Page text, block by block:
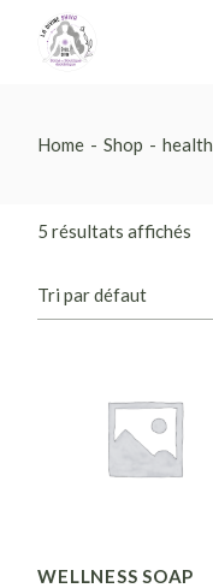
Home Shop health
5 résultats affichés
WELLNESS SOAP